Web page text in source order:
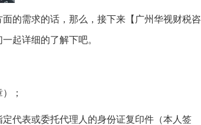
的需求的话，那么，接下来【广州华视财税咨
起详细的了解下吧。
；
代表或委托代理人的身份证复印件（本人签